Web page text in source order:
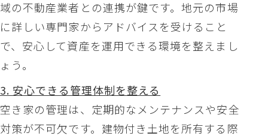
域の不動産業者との連携が鍵です。地元の市場
に詳しい専門家からアドバイスを受けること
で、安心して資産を運用できる環境を整えまし
ょう。
3. 安心できる管理体制を整える
空き家の管理は、定期的なメンテナンスや安全
対策が不可欠です。建物付き土地を所有する際